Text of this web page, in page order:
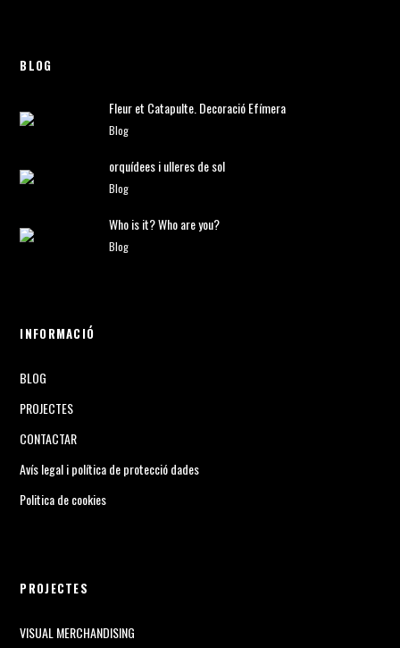
BLOG
Fleur et Catapulte. Decoració Efímera
Blog
orquídees i ulleres de sol
Blog
Who is it? Who are you?
Blog
INFORMACIÓ
BLOG
PROJECTES
CONTACTAR
Avís legal i política de protecció dades
Politica de cookies
PROJECTES
VISUAL MERCHANDISING